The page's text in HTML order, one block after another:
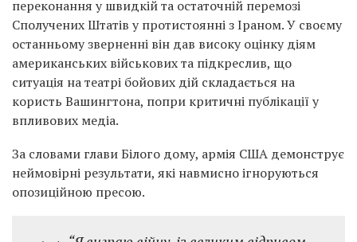
переконання у швидкій та остаточній перемозі
Сполучених Штатів у протистоянні з Іраном. У своєму
останньому зверненні він дав високу оцінку діям
американських військових та підкреслив, що
ситуація на театрі бойових дій складається на
користь Вашингтона, попри критичні публікації у
впливових медіа.
За словами глави Білого дому, армія США демонструє
неймовірні результати, які навмисно ігноруються
опозиційною пресою.